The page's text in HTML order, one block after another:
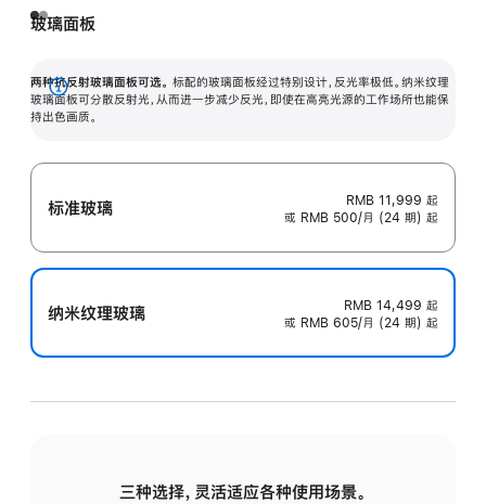
玻璃面板
两种抗反射玻璃面板可选。 标配的玻璃面板经过特别设计，反光率极低。纳米纹理
玻璃面板可分散反射光，从而进一步减少反光，即使在高亮光源的工作场所也能保
持出色画质。
展
开
标准玻璃 RMB 11,999 起
或 RMB 500/月 (24 期) 起
纳米纹理玻璃 RMB 14,499 起
或 RMB 605/月 (24 期) 起
三种选择，灵活适应各种使用场景。